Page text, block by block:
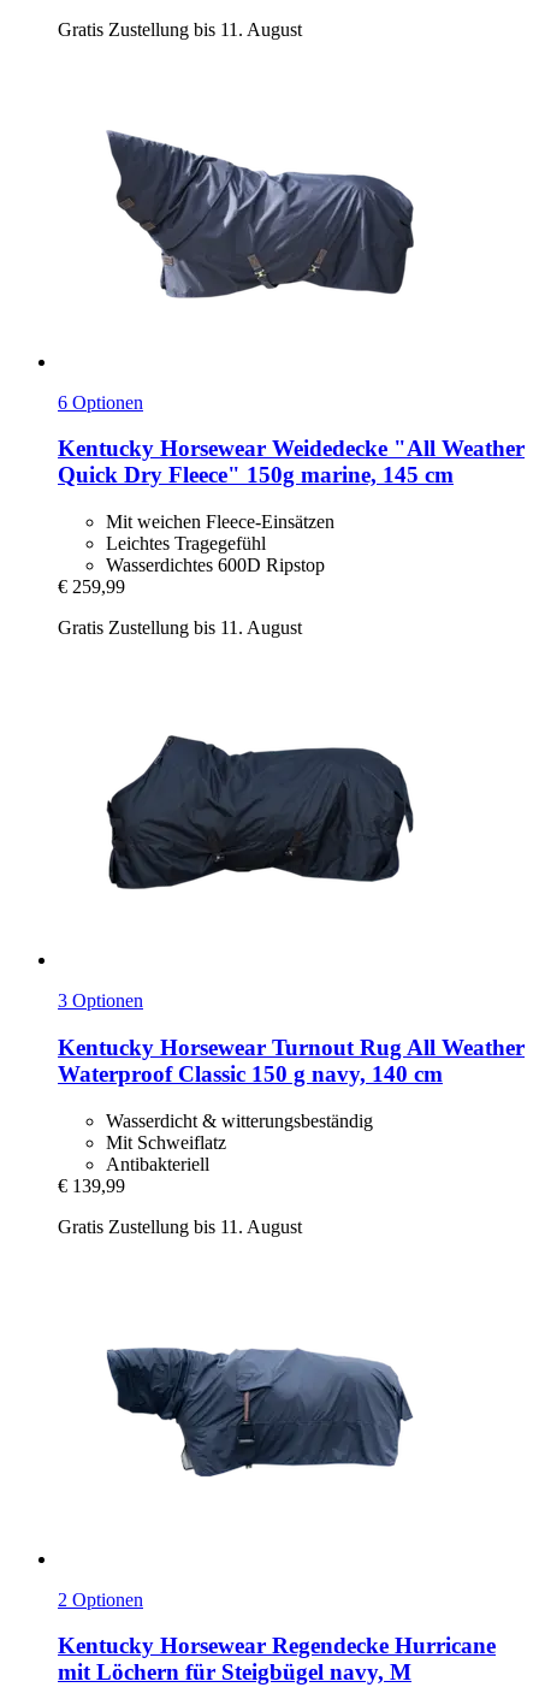
Gratis Zustellung bis 11. August
6 Optionen
Kentucky Horsewear Weidedecke "All Weather
Quick Dry Fleece" 150g marine, 145 cm
Mit weichen Fleece-Einsätzen
Leichtes Tragegefühl
Wasserdichtes 600D Ripstop
€ 259,99
Gratis Zustellung bis 11. August
3 Optionen
Kentucky Horsewear Turnout Rug All Weather
Waterproof Classic 150 g navy, 140 cm
Wasserdicht & witterungsbeständig
Mit Schweiflatz
Antibakteriell
€ 139,99
Gratis Zustellung bis 11. August
2 Optionen
Kentucky Horsewear Regendecke Hurricane
mit Löchern für Steigbügel navy, M